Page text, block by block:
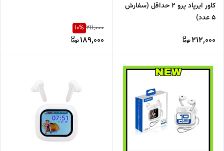
کاور ایرپاد پرو 2 حداقل (سفارش
5 عدد)
212,000
211,000
10%
189,000